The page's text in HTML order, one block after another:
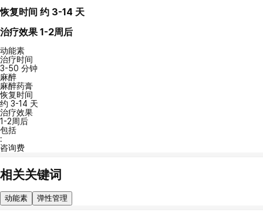
恢复时间 约 3-14 天
治疗效果 1-2周后
动能素
治疗时间
3-50 分钟
麻醉
麻醉药膏
恢复时间
约 3-14 天
治疗效果
1-2周后
包括
:
咨询费
相关关键词
动能素 弹性管理